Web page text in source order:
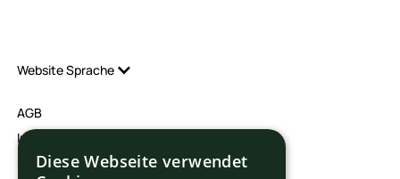
AGB
Impressum
Datenschutz
Website Sprache
Diese Webseite verwendet